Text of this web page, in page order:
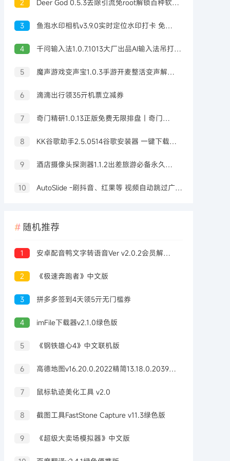
2 Deer God 0.5.3去除引流免root解锁百种软件会员
3 鱼泡水印相机v3.9.0实时定位水印打卡 免费无广告
4 千问输入法1.0.7.1013大厂出品AI输入法吊打豆包输入法
5 魔声游戏变声宝1.0.3手游开麦整活变声解锁会员
6 滴滴出行领35亓机票立减券
7 奇门精研1.0.13正版免费无限排盘｜奇门预测
8 KK谷歌助手2.5.0514谷歌安装器 一键下载安装
9 酒店摄像头探测器1.1.2出差旅游必备永久可用
10 AutoSlide -刷抖音、红果等 视频自动跳过广告 OCR智能识别 v2.6.0
随机推荐
1 安卓配音鸭文字转语音Ver v2.0.2会员解锁版
2 《极速奔跑者》中文版
3 拼多多签到4天领5亓无门槛券
4 imFile下载器v2.1.0绿色版
5 《钢铁雄心4》中文联机版
6 高德地图v16.20.0.2022精简13.18.0.2039正式版
7 鼠标轨迹美化工具 v2.0
8 截图工具FastStone Capture v11.3绿色版
9 《超级大卖场模拟器》中文版